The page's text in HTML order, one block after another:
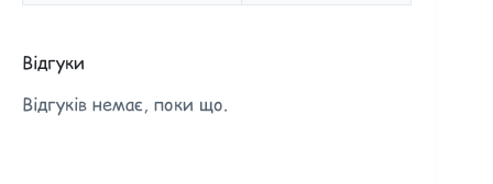
Відгуки
Відгуків немає, поки що.